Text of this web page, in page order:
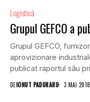
Logistică
Grupul GEFCO a
Grupul GEFCO,
aprovizionare
publicat raportul său
DEIONUT PADURARU 3 MAI 2018